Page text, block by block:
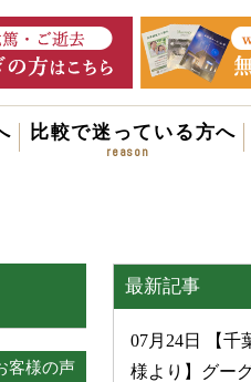
比較で迷っている方へ
客様の声
最新記事
07月24日 【
様より】グー